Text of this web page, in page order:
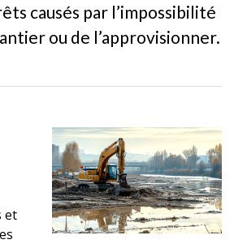
causés par l’impossibilité
ou de l’approvisionner.
et